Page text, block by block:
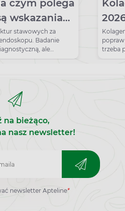
czym polega
wskazania?
stawowych za
Badanie
ale
umożliwia
Co
trzeba
na bieżąco,
nasz newsletter!
newsletter Apteline*